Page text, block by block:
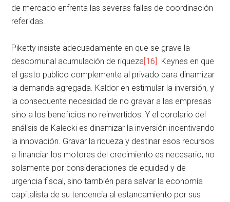
de mercado enfrenta las severas fallas de coordinación
referidas.
Piketty insiste adecuadamente en que se grave la
descomunal acumulación de riqueza[16] . Keynes en que
el gasto publico complemente al privado para dinamizar
la demanda agregada. Kaldor en estimular la inversión, y
la consecuente necesidad de no gravar a las empresas
sino a los beneficios no reinvertidos. Y el corolario del
análisis de Kalecki es dinamizar la inversión incentivando
la innovación. Gravar la riqueza y destinar esos recursos
a financiar los motores del crecimiento es necesario, no
solamente por consideraciones de equidad y de
urgencia fiscal, sino también para salvar la economía
capitalista de su tendencia al estancamiento por sus